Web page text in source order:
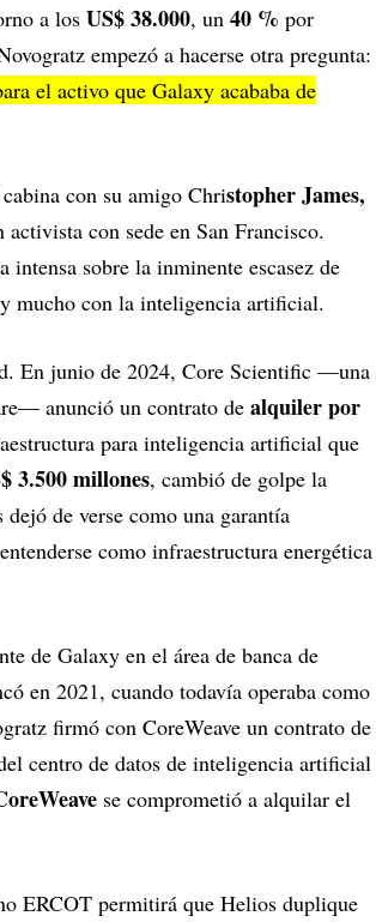
a los US$ 38.000, un 40 % por
empezó a hacerse otra pregunta:
el activo que Galaxy acababa de
con su amigo Christopher James,
con sede en San Francisco.
sobre la inminente escasez de
mucho con la inteligencia artificial.
En junio de 2024, Core Scientific —una
anunció un contrato de alquiler por
para inteligencia artificial que
3.500 millones, cambió de golpe la
de verse como una garantía
como infraestructura energética
de Galaxy en el área de banca de
en 2021, cuando todavía operaba como
firmó con CoreWeave un contrato de
centro de datos de inteligencia artificial
se comprometió a alquilar el
ERCOT permitirá que Helios duplique